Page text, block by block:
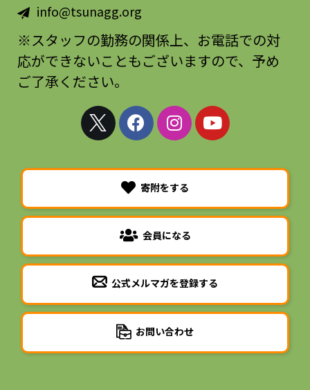
info@tsunagg.org
※スタッフの勤務の関係上、お電話での対
応ができないこともございますので、予め
ご了承ください。
寄附をする
会員になる
公式メルマガを登録する
お問い合わせ